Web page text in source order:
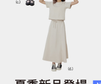
手袖字母刺繡坑條上衣
NT$290
NT$790